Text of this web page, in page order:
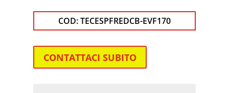
COD:TECESPFREDCB-EVF170
CONTATTACI SUBITO